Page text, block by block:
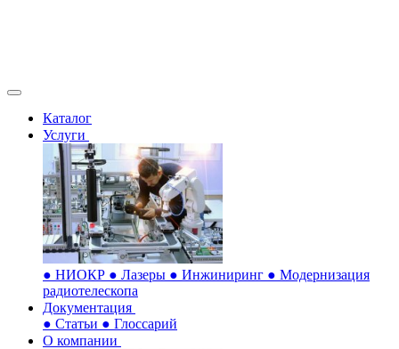
Каталог
Услуги
● НИОКР ● Лазеры ● Инжиниринг ● Модернизация
радиотелескопа
Документация
● Статьи ● Глоссарий
О компании